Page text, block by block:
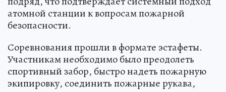
атомной станции к вопросам пожарной
безопасности.
Соревнования прошли в формате эстафеты.
Участникам необходимо было преодолеть
спортивный забор, быстро надеть пожарную
экипировку, соединить пожарные рукава,